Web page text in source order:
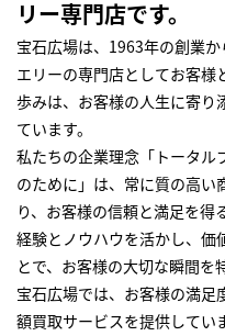
リー専門店です。
宝石広場は、1963年の創業
エリーの専門店としてお客様
歩みは、お客様の人生に寄り
ています。
私たちの企業理念「トータル
のために」は、常に質の高い
り、お客様の信頼と満足を得
経験とノウハウを活かし、価
とで、お客様の大切な瞬間を
宝石広場では、お客様の満足
額買取サービスを提供してい